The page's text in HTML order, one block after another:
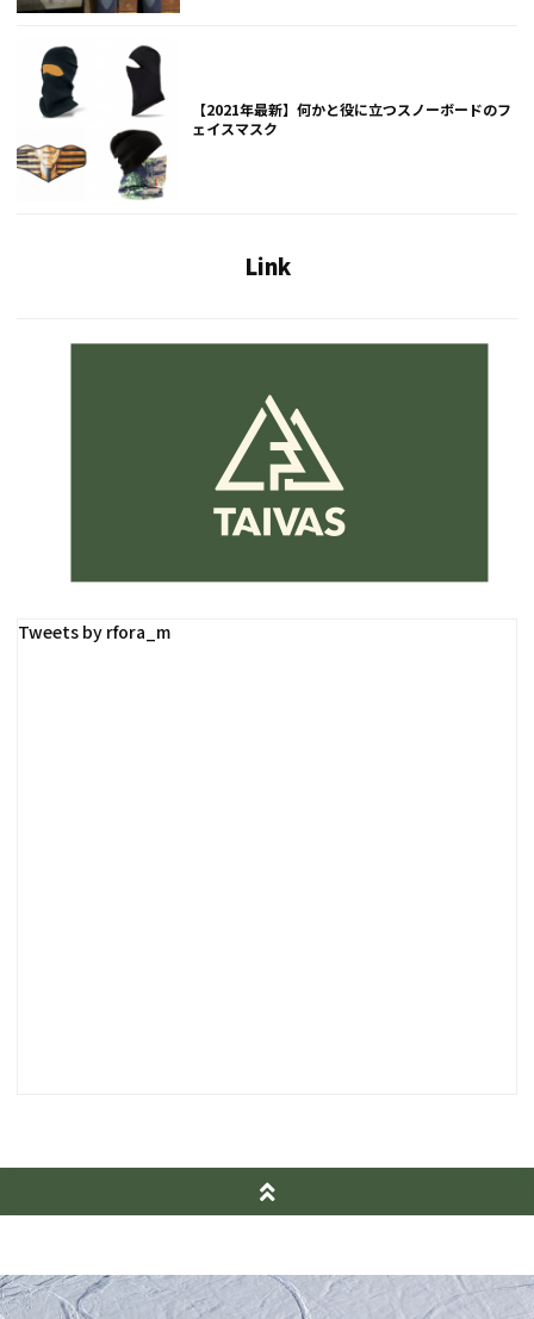
【2021年最新】何かと役に立つスノーボードのフ
ェイスマスク
Link
Tweets by rfora_m